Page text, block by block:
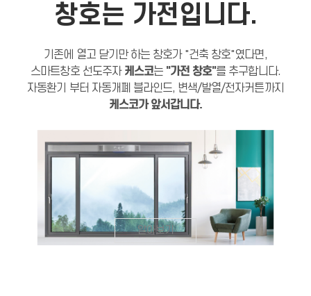
창호는 가전입니다.
기존에 열고 닫기만 하는 창호가 "건축 창호"였다면,
스마트창호 선도주자 케스코는 "가전 창호"를 추구합니다.
자동환기 부터 자동개폐 블라인드, 변색/발열/전자커튼까지
케스코가 앞서갑니다.
알아보기